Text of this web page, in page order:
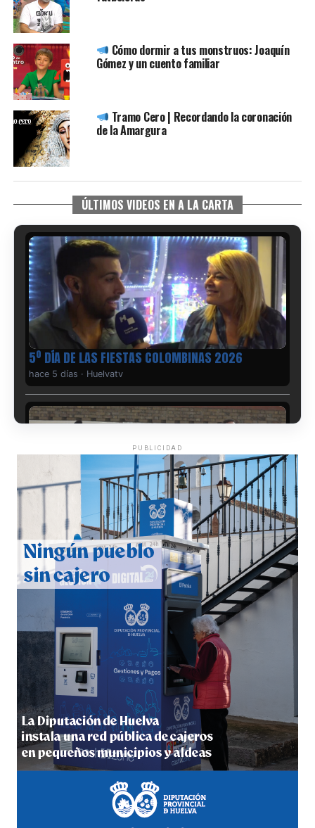
Cómo dormir a tus monstruos: Joaquín
Gómez y un cuento familiar
Tramo Cero | Recordando la coronación
de la Amargura
ÚLTIMOS VIDEOS EN A LA CARTA
5º DÍA DE LAS FIESTAS COLOMBINAS 2026
hace 5 días · Huelvatv
CUARTA CORRIDA DE LAS FIESTAS COLOMBINAS
2026
hace 6 días·Huelvatv
4º DÍA DE LAS FIESTAS COLOMBINAS 2026
hace 6 días·Huelvatv
PUBLICIDAD